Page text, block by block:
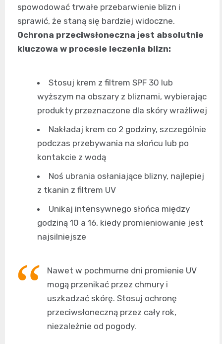
spowodować trwałe przebarwienie blizn i
sprawić, że staną się bardziej widoczne.
Ochrona przeciwsłoneczna jest absolutnie
kluczowa w procesie leczenia blizn:
Stosuj krem z filtrem SPF 30 lub
wyższym na obszary z bliznami, wybierając
produkty przeznaczone dla skóry wrażliwej
Nakładaj krem co 2 godziny, szczególnie
podczas przebywania na słońcu lub po
kontakcie z wodą
Noś ubrania osłaniające blizny, najlepiej
z tkanin z filtrem UV
Unikaj intensywnego słońca między
godziną 10 a 16, kiedy promieniowanie jest
najsilniejsze
Nawet w pochmurne dni promienie UV
mogą przenikać przez chmury i
uszkadzać skórę. Stosuj ochronę
przeciwsłoneczną przez cały rok,
niezależnie od pogody.